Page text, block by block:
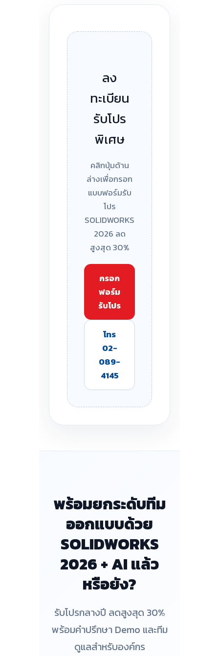
ลง
ทะเบียน
รับโปร
พิเศษ
คลิกปุ่มด้าน
ล่างเพื่อกรอก
แบบฟอร์มรับ
โปร
SOLIDWORKS
2026 ลด
สูงสุด 30%
กรอก
ฟอร์ม
รับโปร
โทร
02-
089-
4145
พร้อมยกระดับทีม
ออกแบบด้วย
SOLIDWORKS
2026 + AI แล้ว
หรือยัง?
รับโปรกลางปี ลดสูงสุด 30%
พร้อมคำปรึกษา Demo และทีม
ดูแลสำหรับองค์กร